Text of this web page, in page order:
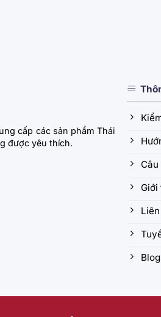
cấp các sản phẩm Thái
được yêu thích.
Giới
Blog